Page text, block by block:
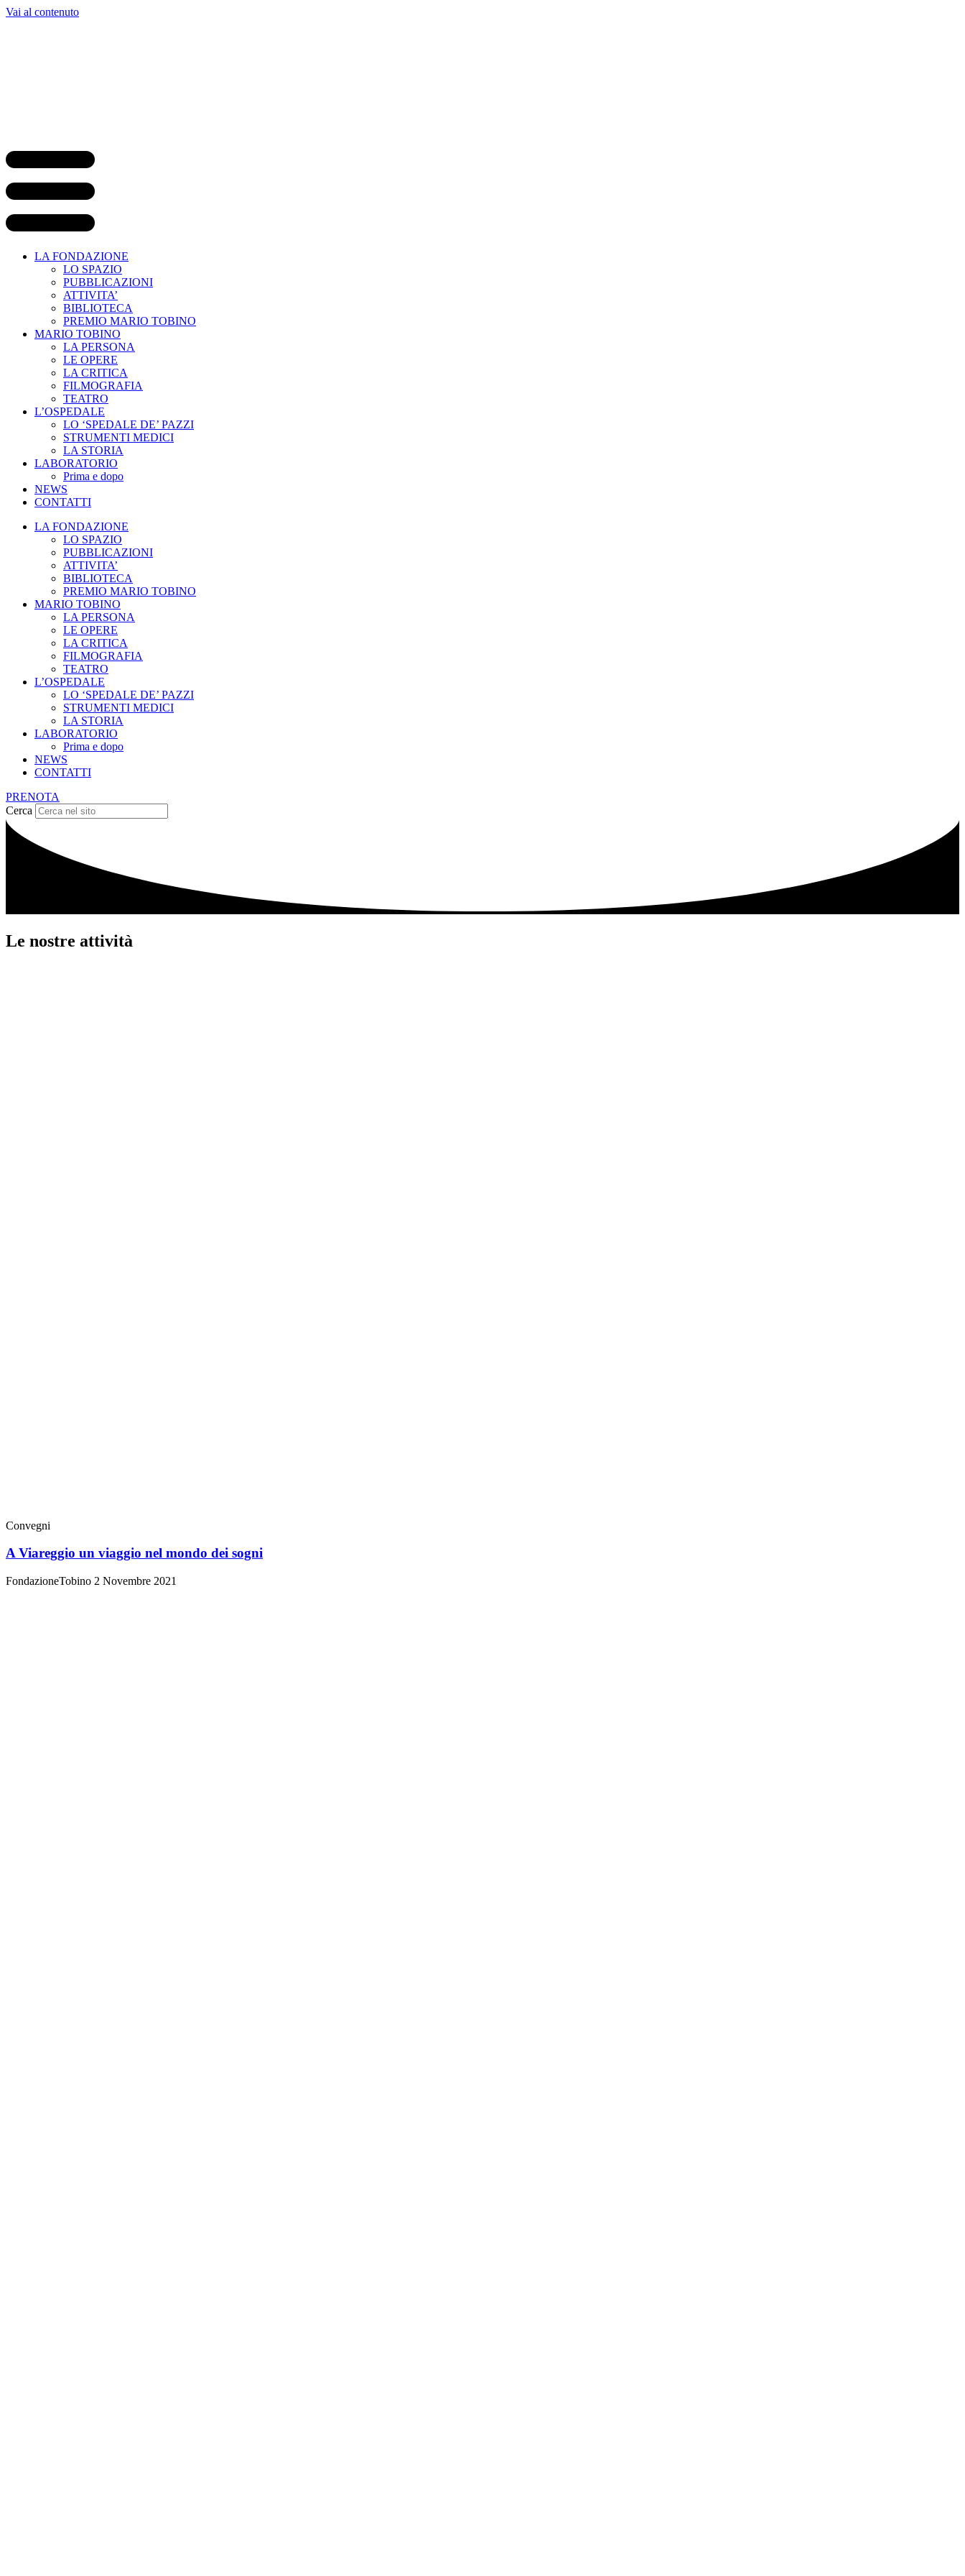
Vai al contenuto
LA FONDAZIONE
LO SPAZIO
PUBBLICAZIONI
ATTIVITA’
BIBLIOTECA
PREMIO MARIO TOBINO
MARIO TOBINO
LA PERSONA
LE OPERE
LA CRITICA
FILMOGRAFIA
TEATRO
L’OSPEDALE
LO ‘SPEDALE DE’ PAZZI
STRUMENTI MEDICI
LA STORIA
LABORATORIO
Prima e dopo
NEWS
CONTATTI
LA FONDAZIONE
LO SPAZIO
PUBBLICAZIONI
ATTIVITA’
BIBLIOTECA
PREMIO MARIO TOBINO
MARIO TOBINO
LA PERSONA
LE OPERE
LA CRITICA
FILMOGRAFIA
TEATRO
L’OSPEDALE
LO ‘SPEDALE DE’ PAZZI
STRUMENTI MEDICI
LA STORIA
LABORATORIO
Prima e dopo
NEWS
CONTATTI
PRENOTA
Cerca
Le nostre attività
Convegni
A Viareggio un viaggio nel mondo dei sogni
FondazioneTobino 2 Novembre 2021